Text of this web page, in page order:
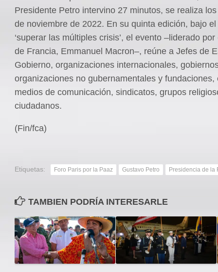
Presidente Petro intervino 27 minutos, se realiza
de noviembre de 2022. En su quinta edición, bajo
‘superar las múltiples crisis’, el evento –liderado
de Francia, Emmanuel Macron–, reúne a Jefes de
Gobierno, organizaciones internacionales,
organizaciones no gubernamentales y fundaciones,
medios de comunicación, sindicatos, grupos
ciudadanos.
(Fin/fca)
Etiquetas: Foro Paris por la Paaz Gustavo Petro Presidencia de la
TAMBIEN PODRÍA INTERESARLE